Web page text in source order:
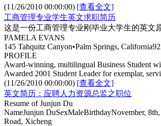
(11/26/2010 00:00:00) [查看全文]
工商管理专业学生英文求职简历
这是一份工商管理专业刚毕业大学生的英文
PAMELA EVANS
145 Tahquitz Canyon•Palm Springs,
PROFILE
Award-winning, multilingual Business Student
Awarded 2001 Student Leader for exemplar,
(11/26/2010 00:00:00) [查看全文]
英文简历：应聘人力资源总监之职位
Resume of Junjun Du
NameJunjun DuSexMaleBirthdayNovember,
Road, Xicheng